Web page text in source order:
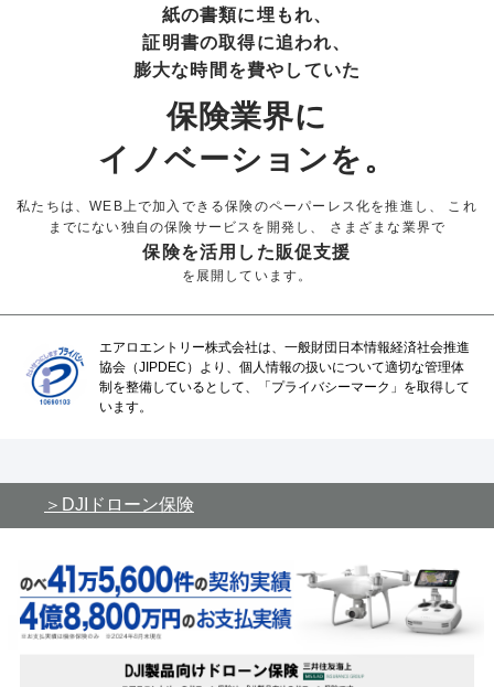
紙の書類に埋もれ、
証明書の取得に追われ、
膨大な時間を費やしていた
保険業界に
イノベーションを。
私たちは、WEB上で加入できる保険のペーパーレス化を推進し、
これ
までにない独自の保険サービスを開発し、 さまざまな業界で
保険を活用した販促支援
を展開しています。
エアロエントリー株式会社は、一般財団日本情報経済社会推進
協会（JIPDEC）より、個人情報の扱いについて適切な管理体
制を整備しているとして、「プライバシーマーク」を取得して
います。
DJIドローン保険